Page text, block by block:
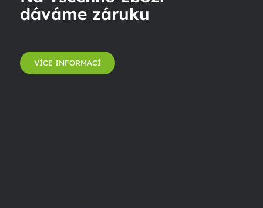
dáváme záruku
VÍCE INFORMACÍ